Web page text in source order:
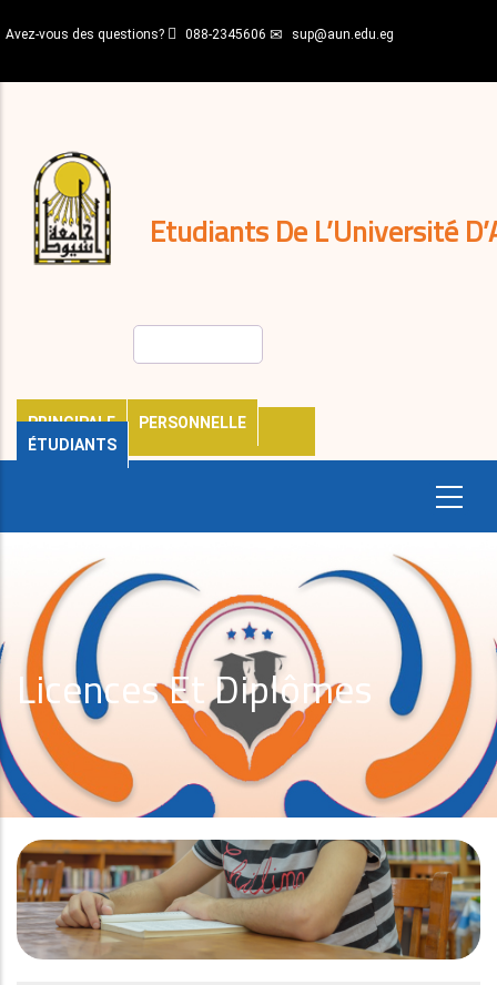
au
principal
Avez-vous des questions? 088-2345606 sup@aun.edu.eg
Etudiants De L’Université
PRINCIPALE
PERSONNELLE
ÉTUDIANTS
décisions
Expatriés
Journal
Licences Et Diplômes